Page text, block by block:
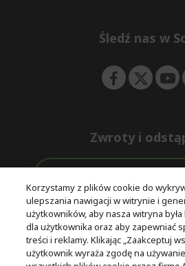
e
Śledź nas w
Zwroty i
Darmowa
ekspresowa
dostawa
przed i
zakupie
Korzystamy z plików cookie do
ulepszania nawigacji w witrynie i
użytkowników, aby nasza witryna
dla użytkownika oraz aby zapewniać
treści i reklamy. Klikając „Zaakceptuj
użytkownik wyraża zgodę na